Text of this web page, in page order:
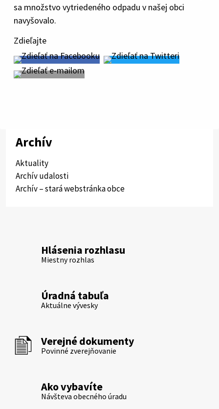
sa množstvo vytriedeného odpadu v našej obci
navyšovalo.
Zdieľajte
Archív
Aktuality
Archív udalosti
Archív – stará webstránka obce
Hlásenia rozhlasu
Miestny rozhlas
Úradná tabuľa
Aktuálne vývesky
Verejné dokumenty
Povinné zverejňovanie
Ako vybavíte
Návšteva obecného úradu